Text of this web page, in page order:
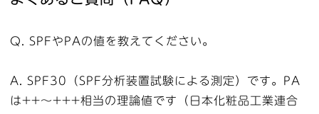
Q. SPFやPAの値を教えてください。
A. SPF30（SPF分析装置試験による測定）です。PA
は++〜+++相当の理論値です（日本化粧品工業連合